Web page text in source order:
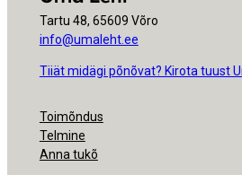
Tartu 48, 65609 Võro
info@umaleht.ee
Tiiät midägi põnõvat? Kirota tuust
Toimõndus
Telmine
Anna tukõ